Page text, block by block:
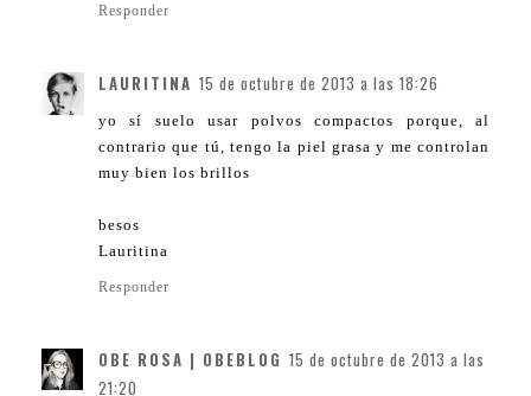
Responder
LAURITINA 15 de octubre de 2013 a las 18:26
yo sí suelo usar polvos compactos porque, al
contrario que tú, tengo la piel grasa y me controlan
muy bien los brillos
besos
Lauritina
Responder
OBE ROSA | OBEBLOG 15 de octubre de 2013 a las
21:20